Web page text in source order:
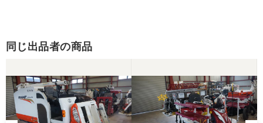
同じ出品者の商品